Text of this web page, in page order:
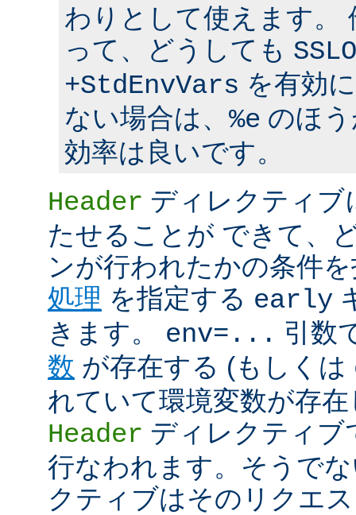
わりとして使えます。
って、どうしても
+StdEnvVars を有効
ない場合は、 %e のほ
効率は良いです。
Header ディレクティブ
たせることが できて、
ンが行われたかの条件
処理 を指定する early
きます。 env=... 引数
数 が存在する (もしくは
れていて環境変数が存
Header ディレクティブ
行なわれます。そうで
クティブはそのリクエ